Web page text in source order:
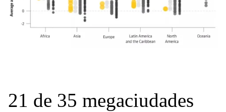
21 de 35 megaciudades